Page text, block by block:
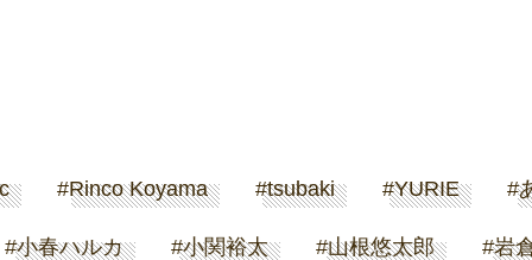
Rinco Koyama tsubaki YURIE あお
小春ハルカ 小関裕太 山根悠太郎